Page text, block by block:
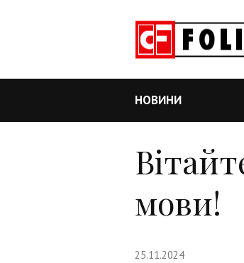
НОВИНИ
мови!
25.11.2024